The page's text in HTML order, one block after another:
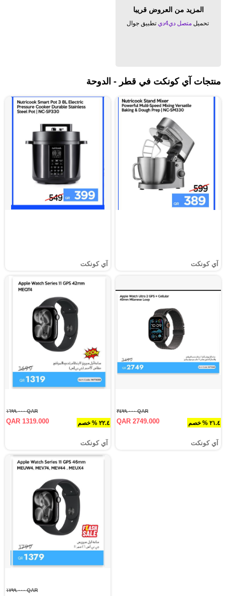
المزيد من العروض قريبا
تحميل متصل دي4دي تطبيق جوال
منتجات آي كونكت في قطر - الدوحة
آي كونكت آي كونكت
٢١.٤ % خصم
QAR ٣٤٩٩.٠٠٠
QAR 2749.000
آي كونكت
٢٢.٤ % خصم
QAR ١٦٩٩.٠٠٠
QAR 1319.000
آي كونكت
QAR ١٧٩٩.٠٠٠